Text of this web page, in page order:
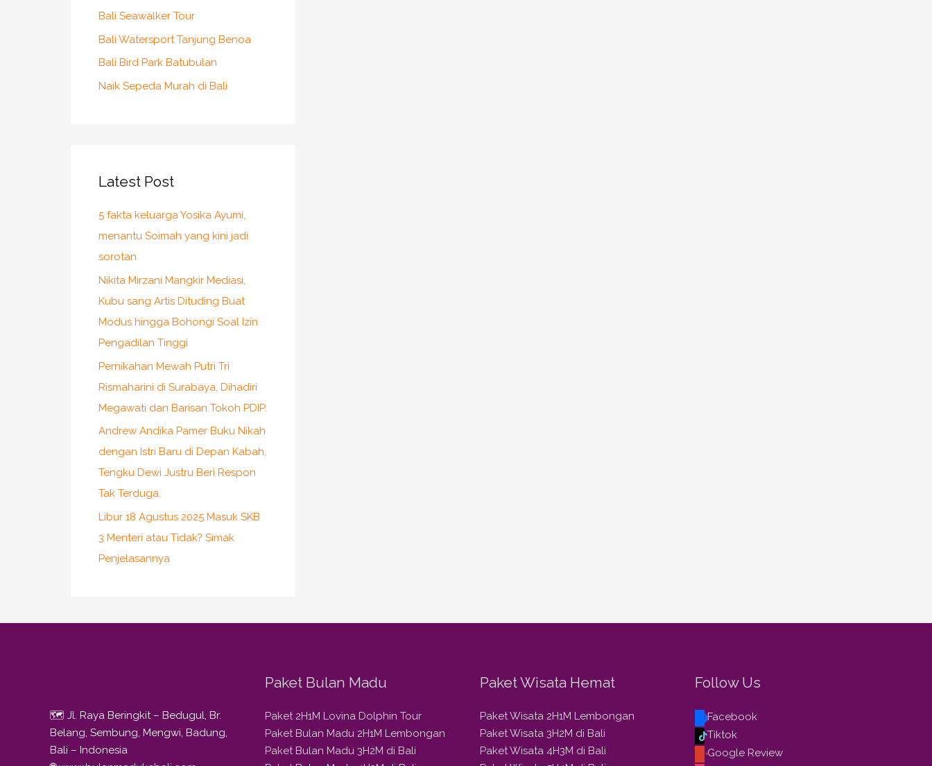
Bali Seawalker Tour
Bali Watersport Tanjung Benoa
Bali Bird Park Batubulan
Naik Sepeda Murah di Bali
Latest Post
5 fakta keluarga Yosika Ayumi,
menantu Soimah yang kini jadi
sorotan
Nikita Mirzani Mangkir Mediasi,
Kubu sang Artis Dituding Buat
Modus hingga Bohongi Soal Izin
Pengadilan Tinggi
Pernikahan Mewah Putri Tri
Rismaharini di Surabaya, Dihadiri
Megawati dan Barisan Tokoh PDIP.
Andrew Andika Pamer Buku Nikah
dengan Istri Baru di Depan Kabah,
Tengku Dewi Justru Beri Respon
Tak Terduga.
Libur 18 Agustus 2025 Masuk SKB
3 Menteri atau Tidak? Simak
Penjelasannya
🗺️ Jl. Raya Beringkit – Bedugul, Br.
Belang, Sembung, Mengwi, Badung,
Bali – Indonesia
Paket Bulan Madu
Paket 2H1M Lovina Dolphin Tour
Paket Bulan Madu 2H1M Lembongan
Paket Bulan Madu 3H2M di Bali
Paket Wisata Hemat
Paket Wisata 2H1M Lembongan
Paket Wisata 3H2M di Bali
Paket Wisata 4H3M di Bali
Follow Us
Facebook
Tiktok
Google Review